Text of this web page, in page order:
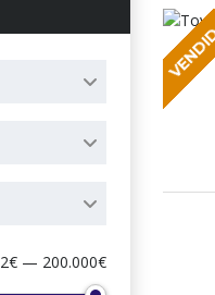
2€ — 200.000€